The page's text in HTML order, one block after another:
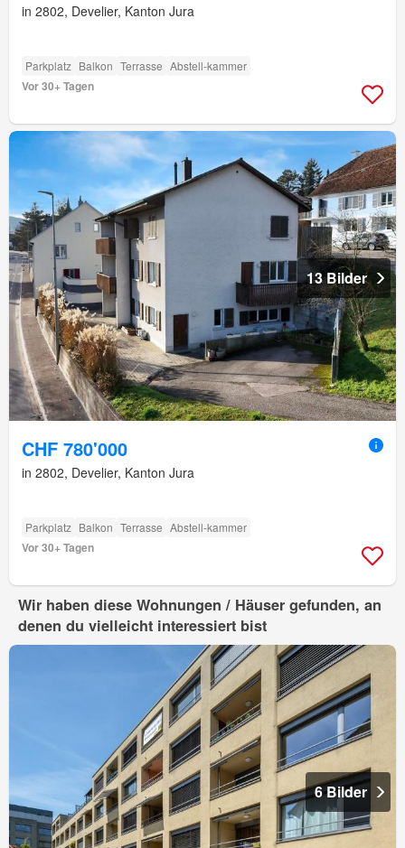
in 2802, Develier, Kanton Jura
Parkplatz Balkon Terrasse Abstell-kammer
Vor 30+ Tagen
13 Bilder
CHF 780'000
in 2802, Develier, Kanton Jura
Parkplatz Balkon Terrasse Abstell-kammer
Vor 30+ Tagen
Wir haben diese Wohnungen / Häuser gefunden, an
denen du vielleicht interessiert bist
6 Bilder